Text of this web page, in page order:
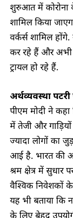
शुरुआत में
शामिल किया
वर्कर्स शामिल
कर रहे हैं और अभी
ट्रायल हो रहे हैं.
अर्थव्यवस्था पटरी
पीएम मोदी ने
में तेजी और
ज्यादा लोगों का
आई है. भारत की
श्रम क्षेत्र में
वैश्विक निवेशकों
यह भी बताया कि
के लिए बेहद